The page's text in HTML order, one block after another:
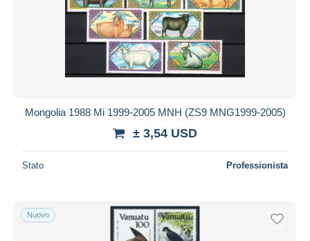
Mongolia 1988 Mi 1999-2005 MNH (ZS9 MNG1999-2005)
± 3,54 USD
Stato Professionista
Nuovo